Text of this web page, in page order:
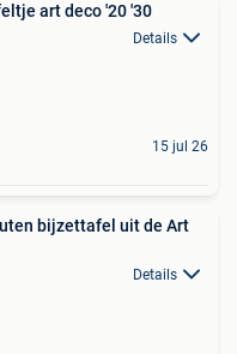
Antiek kaptafeltje art deco '20 '30
Details
15 jul 26
bijzettafel uit de Art
Details